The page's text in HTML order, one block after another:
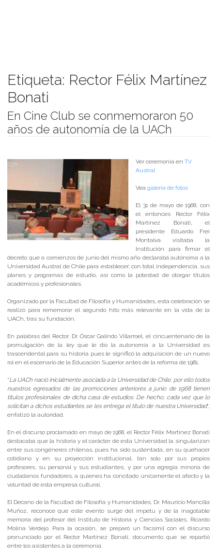
Etiqueta: Rector Félix Martínez
Bonati
En Cine Club se conmemoraron 50
años de autonomía de la UACh
Ver ceremonia en TV
Austral
Vea galería de fotos
El 31 de mayo de 1968, con
el entonces Rector Félix
Martínez Bonati, el
presidente Eduardo Frei
Montalva visitaba la
Institución para firmar el
decreto que a comienzos de junio del mismo año declaraba autónoma a la
Universidad Austral de Chile para establecer, con total independencia, sus
planes y programas de estudio, así como la potestad de otorgar títulos
académicos y profesionales.
Organizado por la Facultad de Filosofía y Humanidades, esta celebración se
realizó para rememorar el segundo hito más relevante en la vida de la
UACh, tras su fundación.
En palabras del Rector, Dr. Óscar Galindo Villarroel, el cincuentenario de la
promulgación de la ley que le dio la autonomía a la Universidad es
trascendental para su historia pues le significó la adquisición de un nuevo
rol en el escenario de la Educación Superior antes de la reforma de 1981.
“La UACh nació inicialmente asociada a la Universidad de Chile, por ello todos
nuestros egresados de las promociones anteriores a junio de 1968 tienen
títulos profesionales de dicha casa de estudios. De hecho, cada vez que lo
solicitan a dichos estudiantes se les entrega el título de nuestra Universidad”,
enfatizó la autoridad.
En el discurso proclamado en mayo de 1968, el Rector Félix Martínez Bonati
destacaba que la historia y el carácter de esta Universidad la singularizan
entre sus congéneres chilenas, pues ha sido sustentada, en su quehacer
cotidiano y en su proyección institucional, tan solo por sus propios
profesores, su personal y sus estudiantes, y por una egregia minoría de
ciudadanos fundadores, a quienes ha concitado únicamente el afecto y la
voluntad de esta empresa cultural.
El Decano de la Facultad de Filosofía y Humanidades, Dr. Mauricio Mancilla
Muñoz, reconoce que este evento surge del ímpetu y de la inagotable
memoria del profesor del Instituto de Historia y Ciencias Sociales, Ricardo
Molina Verdejo. Para la ocasión, se preparó un facsímil con el discurso
pronunciado por el Rector Martínez Bonati, documento que se repartió
entre los asistentes a la ceremonia.